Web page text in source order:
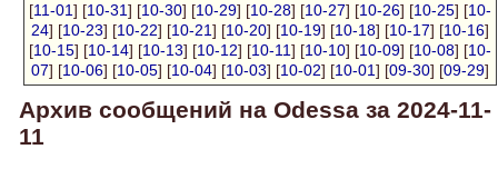
[11-01] [10-31] [10-30] [10-29] [10-28] [10-27] [10-26] [10-25] [10-
24] [10-23] [10-22] [10-21] [10-20] [10-19] [10-18] [10-17] [10-16]
[10-15] [10-14] [10-13] [10-12] [10-11] [10-10] [10-09] [10-08] [10-
07] [10-06] [10-05] [10-04] [10-03] [10-02] [10-01] [09-30] [09-29]
Архив сообщений на Odessa за 2024-11-
11